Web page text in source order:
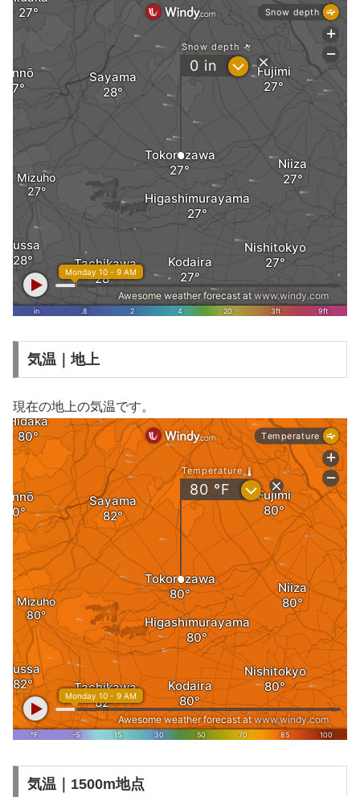
気温｜地上
現在の地上の気温です。
気温｜1500m地点